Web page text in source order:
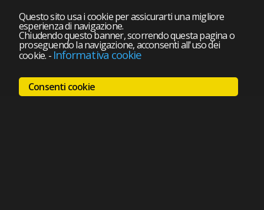
Questo sito usa i cookie per assicurarti una migliore
esperienza di navigazione.
Chiudendo questo banner, scorrendo questa pagina o
proseguendo la navigazione, acconsenti all'uso dei
cookie. - Informativa cookie
Consenti cookie